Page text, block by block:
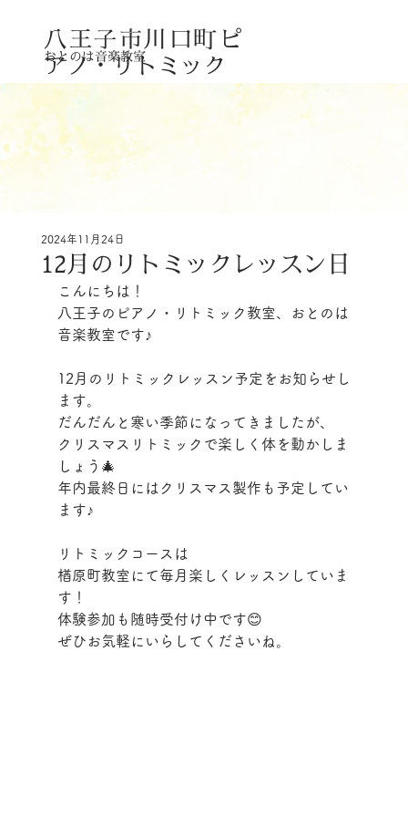
おとのは音楽教室
八王子市川口町 ピ
アノ・リトミック
12月のリトミックレッスン日
2024年11月24日
こんにちは！
八王子のピアノ・リトミック教室、おとのは
音楽教室です♪
12月のリトミックレッスン予定をお知らせし
ます。
だんだんと寒い季節になってきましたが、
クリスマスリトミックで楽しく体を動かしま
しょう🎄
年内最終日にはクリスマス製作も予定してい
ます♪
リトミックコースは
楢原町教室にて毎月楽しくレッスンしていま
す！
体験参加も随時受付け中です😊
ぜひお気軽にいらしてくださいね。